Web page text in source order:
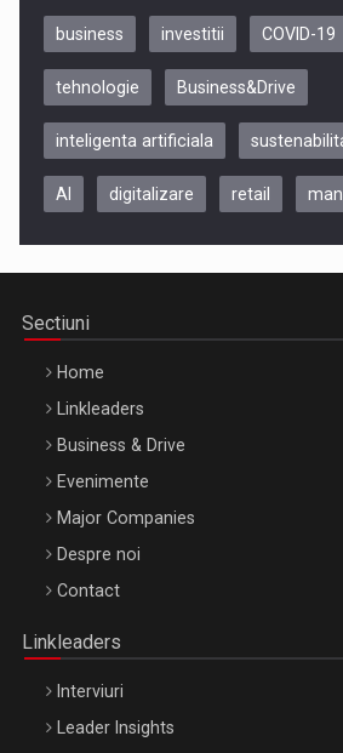
Be Inspired. Make it Happen!, CLUJ, 9
Be Inspired. Make it Happen!, ARTEMIS
Octombrie
business investitii COVID-19
tehnologie Business&Drive
inteligenta artificiala
AI digitalizare retail
Sectiuni
Home
Linkleaders
Business & Drive
Evenimente
Major Companies
Despre noi
Contact
Linkleaders
Interviuri
Leader Insights